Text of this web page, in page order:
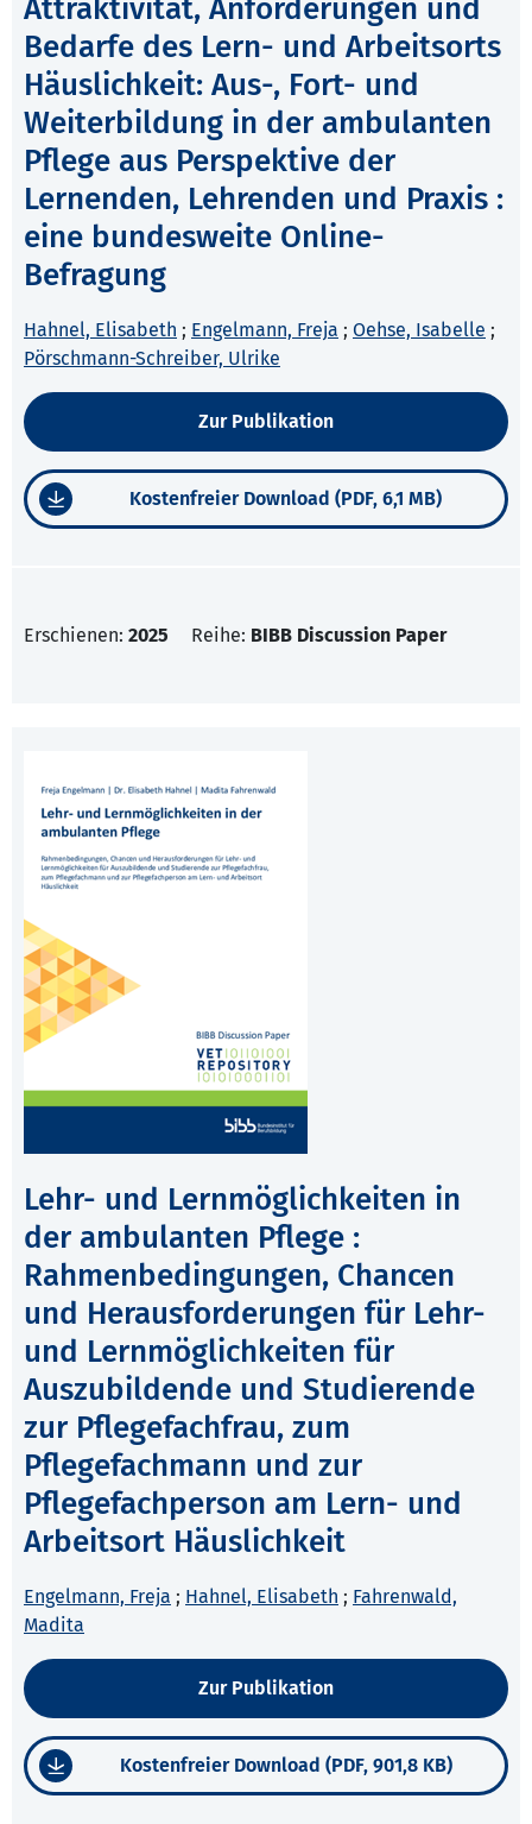
Attraktivität, Anforderungen und
Bedarfe des Lern- und Arbeitsorts
Häuslichkeit: Aus-, Fort- und
Weiterbildung in der ambulanten
Pflege aus Perspektive der
Lernenden, Lehrenden und Praxis :
eine bundesweite Online-
Befragung
Hahnel, Elisabeth ; Engelmann, Freja ; Oehse, Isabelle ;
Pörschmann-Schreiber, Ulrike
Zur Publikation
Kostenfreier Download (PDF, 6,1 MB)
Erschienen: 2025 Reihe: BIBB Discussion Paper
Lehr- und Lernmöglichkeiten in
der ambulanten Pflege :
Rahmenbedingungen, Chancen
und Herausforderungen für Lehr-
und Lernmöglichkeiten für
Auszubildende und Studierende
zur Pflegefachfrau, zum
Pflegefachmann und zur
Pflegefachperson am Lern- und
Arbeitsort Häuslichkeit
Engelmann, Freja ; Hahnel, Elisabeth ; Fahrenwald,
Madita
Zur Publikation
Kostenfreier Download (PDF, 901,8 KB)